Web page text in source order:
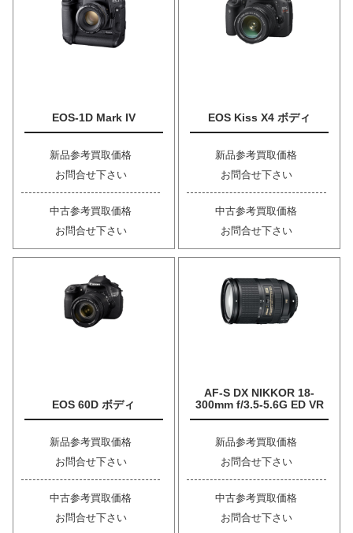
EOS-1D Mark IV
新品参考買取価格
お問合せ下さい
中古参考買取価格
お問合せ下さい
EOS Kiss X4 ボディ
新品参考買取価格
お問合せ下さい
中古参考買取価格
お問合せ下さい
EOS 60D ボディ
新品参考買取価格
お問合せ下さい
中古参考買取価格
お問合せ下さい
AF-S DX NIKKOR 18-
300mm f/3.5-5.6G ED VR
新品参考買取価格
お問合せ下さい
中古参考買取価格
お問合せ下さい